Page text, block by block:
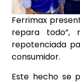
Ferrimax
repara todo”,
repotenciada
consumidor.
Este hecho se